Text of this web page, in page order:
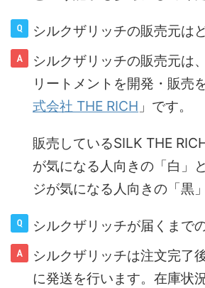
シルクザリッチの販売元は
シルクザリッチの販売元は
リートメントを開発・販売
式会社 THE RICH 」です。
販売しているSILK THE
が気になる人向きの「白」
ジが気になる人向きの「黒
シルクザリッチが届くまで
シルクザリッチは注文完了
に発送を行います。在庫状